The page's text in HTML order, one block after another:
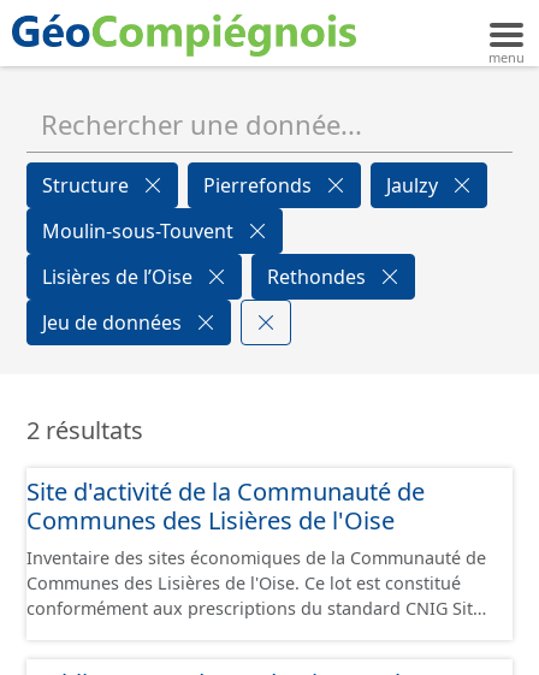
Structure Pierrefonds
Jaulzy
Moulin-sous-Touvent
Lisières de l’Oise
Rethondes
Jeu de données
2 résultats
Site d'activité de la Communauté de
Communes des Lisières de l'Oise
Inventaire des sites économiques de la Communauté de
Communes des Lisières de l'Oise. Ce lot est constitué
conformément aux prescriptions du standard CNIG Sites